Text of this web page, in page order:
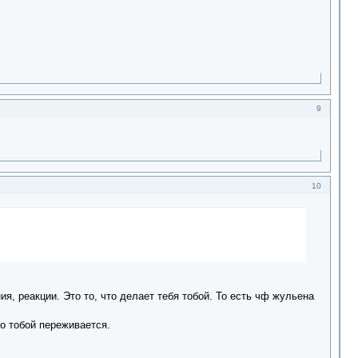
9
10
реакции. Это то, что делает тебя тобой. То есть чф жульена
тобой переживается.